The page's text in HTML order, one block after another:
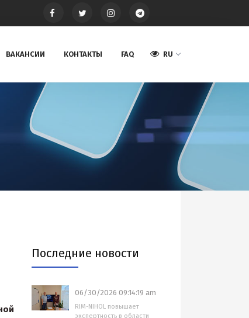
ВАКАНСИИ КОНТАКТЫ FAQ RU
Последние новости
06/30/2026 09:14:19 am
RIM-NIHOL повышает
экспертность в области